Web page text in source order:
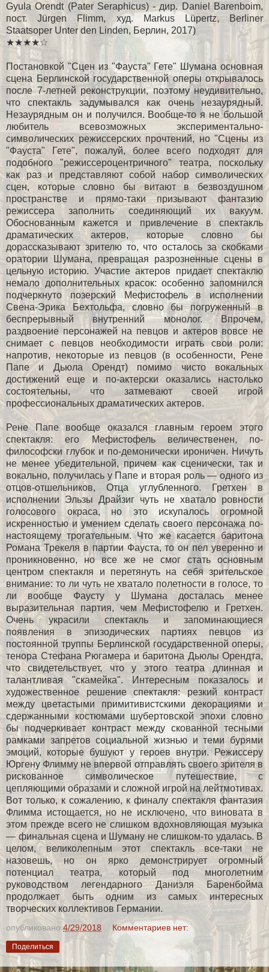
Gyula Orendt (Pater Seraphicus) - дир. Daniel Barenboim,
пост. Jürgen Flimm, худ. Markus Lüpertz, Berliner
Staatsoper Unter den Linden, Берлин, 2017)
★★★★☆
Постановкой "Сцен из "Фауста" Гете" Шумана основная
сцена Берлинской государственной оперы открывалось
после 7-летней реконструкции, поэтому неудивительно,
что спектакль задумывался как очень незаурядный.
Незаурядным он и получился. Вообще-то я не большой
любитель всевозможных экспериментально-
символических режиссерских прочтений, но "Сцены из
"Фауста" Гете", пожалуй, более всего подходят для
подобного "режиссероцентричного" театра, поскольку
как раз и представляют собой набор символических
сцен, которые словно бы витают в безвоздушном
пространстве и прямо-таки призывают фантазию
режиссера заполнить соединяющий их вакуум.
Обоснованным кажется и привлечение в спектакль
драматических актеров, которые словно бы
дорассказывают зрителю то, что осталось за скобками
оратории Шумана, превращая разрозненные сцены в
цельную историю. Участие актеров придает спектаклю
немало дополнительных красок: особенно запомнился
подчеркнуто позерский Мефистофель в исполнении
Свена-Эрика Бехтольфа, словно бы погруженный в
беспрерывный внутренний монолог. Впрочем,
раздвоение персонажей на певцов и актеров вовсе не
снимает с певцов необходимости играть свои роли:
напротив, некоторые из певцов (в особенности, Рене
Папе и Дьюла Орендт) помимо чисто вокальных
достижений еще и по-актерски оказались настолько
состоятельны, что затмевают своей игрой
профессиональных драматических актеров.
Рене Папе вообще оказался главным героем этого
спектакля: его Мефистофель величественен, по-
философски глубок и по-демонически ироничен. Ничуть
не менее убедительной, причем как сценически, так и
вокально, получилась у Папе и вторая роль — одного из
отцов-отшельников, Отца углубленного. Гретхен в
исполнении Эльзы Драйзиг чуть не хватало ровности
голосового окраса, но это искупалось огромной
искренностью и умением сделать своего персонажа по-
настоящему трогательным. Что же касается баритона
Романа Трекеля в партии Фауста, то он пел уверенно и
проникновенно, но все же не смог стать основным
центром спектакля и перетянуть на себя зрительское
внимание: то ли чуть не хватало полетности в голосе, то
ли вообще Фаусту у Шумана досталась менее
выразительная партия, чем Мефистофелю и Гретхен.
Очень украсили спектакль и запоминающиеся
появления в эпизодических партиях певцов из
постоянной труппы Берлинской государственной оперы,
тенора Стефана Рюгамера и баритона Дьюлы Орендта,
что свидетельствует, что у этого театра длинная и
талантливая "скамейка". Интересным показалось и
художественное решение спектакля: резкий контраст
между цветастыми примитивистскими декорациями и
сдержанными костюмами шубертовской эпохи словно
бы подчеркивает контраст между скованной тесными
рамками запретов социальной жизнью и теми бурями
эмоций, которые бушуют у героев внутри. Режиссеру
Юргену Флимму не впервой отправлять своего зрителя в
рискованное символическое путешествие, с
цепляющими образами и сложной игрой на лейтмотивах.
Вот только, к сожалению, к финалу спектакля фантазия
Флимма истощается, но не исключено, что виновата в
этом прежде всего не слишком вдохновляющая музыка
— финальная сцена и Шуману не слишком-то удалась. В
целом, великолепным этот спектакль все-таки не
назовешь, но он ярко демонстрирует огромный
потенциал театра, который под многолетним
руководством легендарного Даниэля Баренбойма
продолжает быть одним из самых интересных
творческих коллективов Германии.
опубликовано4/29/2018 Комментариев нет:
Поделиться